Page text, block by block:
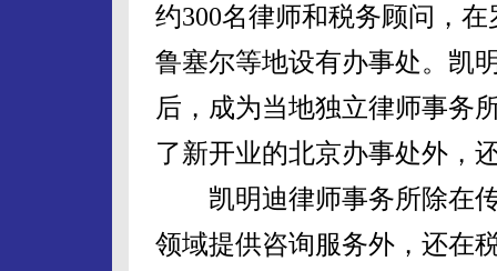
约300名律师和税务顾问，
鲁塞尔等地设有办事处。凯
后，成为当地独立律师事务
了新开业的北京办事处外，
凯明迪律师事务所除在传
领域提供咨询服务外，还在